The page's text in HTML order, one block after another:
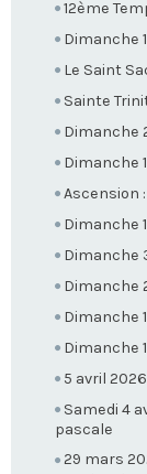
12ème
Dimanche
Le Saint
Sainte
Dimanche
Dimanche
Ascension
Dimanche
Dimanche
Dimanche
Dimanche
Dimanche
5 avril
Samedi 4
pascale
29 mars